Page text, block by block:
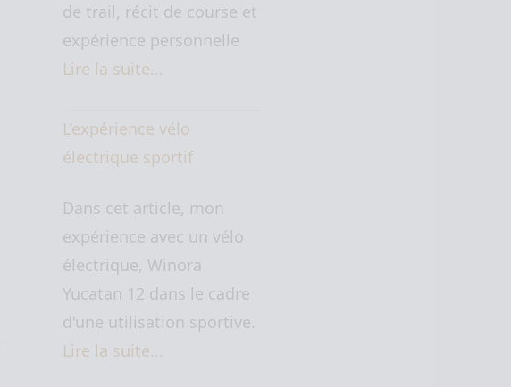
de trail, récit de course et
expérience personnelle
Lire la suite…
L’expérience vélo
électrique sportif
Dans cet article, mon
expérience avec un vélo
électrique, Winora
Yucatan 12 dans le cadre
d'une utilisation sportive.
Lire la suite…